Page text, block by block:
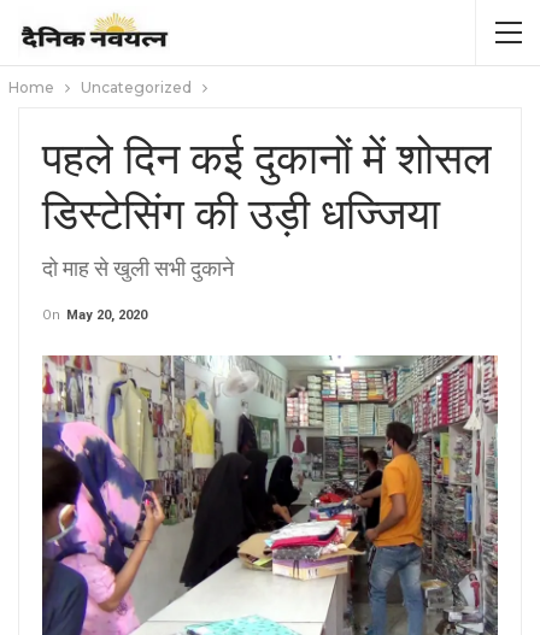
Home Uncategorized
पहले दिन कई दुकानों में शोसल
डिस्टेसिंग की उड़ी धज्जिया
दो माह से खुली सभी दुकाने
On May 20, 2020